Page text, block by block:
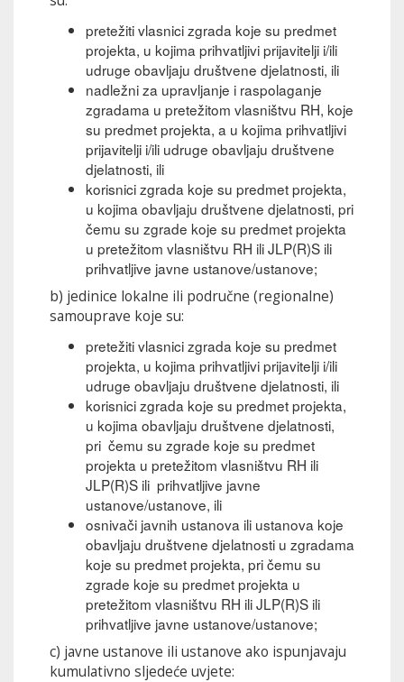
pretežiti vlasnici zgrada koje su predmet
projekta, u kojima prihvatljivi prijavitelji i/ili
udruge obavljaju društvene djelatnosti, ili
nadležni za upravljanje i raspolaganje
zgradama u pretežitom vlasništvu RH, koje
su predmet projekta, a u kojima prihvatljivi
prijavitelji i/ili udruge obavljaju društvene
djelatnosti, ili
korisnici zgrada koje su predmet projekta,
u kojima obavljaju društvene djelatnosti, pri
čemu su zgrade koje su predmet projekta
u pretežitom vlasništvu RH ili JLP(R)S ili
prihvatljive javne ustanove/ustanove;
b) jedinice lokalne ili područne (regionalne)
samouprave koje su:
pretežiti vlasnici zgrada koje su predmet
projekta, u kojima prihvatljivi prijavitelji i/ili
udruge obavljaju društvene djelatnosti, ili
korisnici zgrada koje su predmet projekta,
u kojima obavljaju društvene djelatnosti,
pri čemu su zgrade koje su predmet
projekta u pretežitom vlasništvu RH ili
JLP(R)S ili prihvatljive javne
ustanove/ustanove, ili
osnivači javnih ustanova ili ustanova koje
obavljaju društvene djelatnosti u zgradama
koje su predmet projekta, pri čemu su
zgrade koje su predmet projekta u
pretežitom vlasništvu RH ili JLP(R)S ili
prihvatljive javne ustanove/ustanove;
c) javne ustanove ili ustanove ako ispunjavaju
kumulativno sljedeće uvjete: